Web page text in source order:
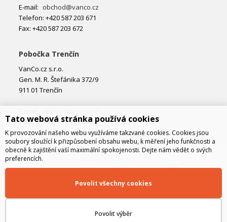
E-mail: obchod@vanco.cz
Telefon: +420 587 203 671
Fax: +420 587 203 672
Pobočka Trenčín
VanCo.cz s.r.o.
Gen. M. R. Štefánika 372/9
911 01 Trenčín
Telefon: +421 32 877 74 02
Tato webová stránka používá cookies
K provozování našeho webu využíváme takzvané cookies. Cookies jsou
soubory sloužící k přizpůsobení obsahu webu, k měření jeho funkčnosti a
obecně k zajištění vaší maximální spokojenosti. Dejte nám vědět o svých
preferencích.
Povolit výběr
Povolit všechny cookies